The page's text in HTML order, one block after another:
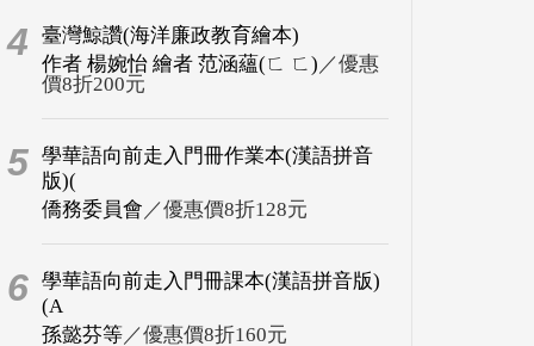
4
臺灣鯨讚(海洋廉政教育繪本)
作者 楊婉怡 繪者 范涵蘊(ㄈ ㄈ) ／優惠
價8折200元
5 學華語向前走入門冊作業本(漢語拼音
版)(
僑務委員會 ／優惠價8折128元
6 學華語向前走入門冊課本(漢語拼音版)
(A
孫懿芬等／優惠價8折160元